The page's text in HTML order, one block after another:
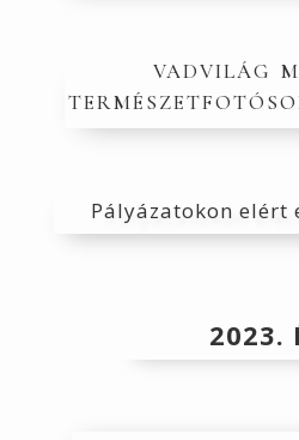
vadvilág
Pályázatokon elért
2023.